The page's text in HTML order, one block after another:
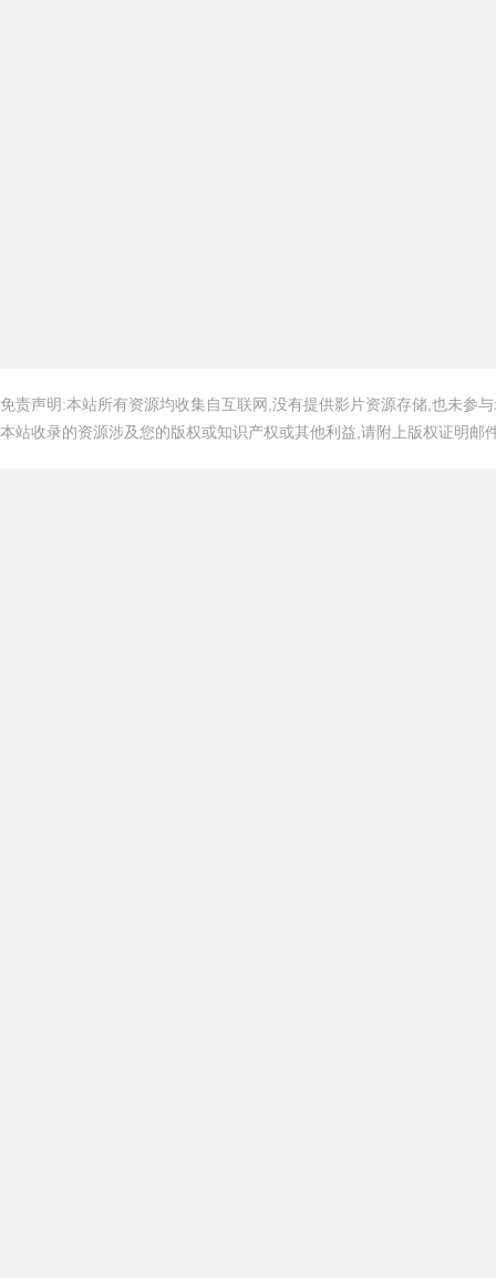
免责声明:本站所有资源均收集自互联网,没有提供影片资源存储,也未参
本站收录的资源涉及您的版权或知识产权或其他利益,请附上版权证明